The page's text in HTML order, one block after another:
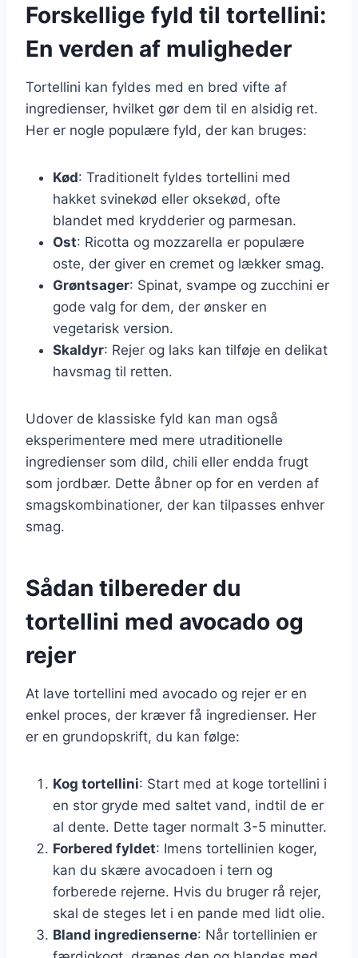
Forskellige fyld til tortellini:
En verden af muligheder
Tortellini kan fyldes med en bred vifte af
ingredienser, hvilket gør dem til en alsidig ret.
Her er nogle populære fyld, der kan bruges:
Kød: Traditionelt fyldes tortellini med
hakket svinekød eller oksekød, ofte
blandet med krydderier og parmesan.
Ost: Ricotta og mozzarella er populære
oste, der giver en cremet og lækker smag.
Grøntsager: Spinat, svampe og zucchini er
gode valg for dem, der ønsker en
vegetarisk version.
Skaldyr: Rejer og laks kan tilføje en delikat
havsmag til retten.
Udover de klassiske fyld kan man også
eksperimentere med mere utraditionelle
ingredienser som dild, chili eller endda frugt
som jordbær. Dette åbner op for en verden af
smagskombinationer, der kan tilpasses enhver
smag.
Sådan tilbereder du
tortellini med avocado og
rejer
At lave tortellini med avocado og rejer er en
enkel proces, der kræver få ingredienser. Her
er en grundopskrift, du kan følge:
Kog tortellini: Start med at koge tortellini i
en stor gryde med saltet vand, indtil de er
al dente. Dette tager normalt 3-5 minutter.
Forbered fyldet: Imens tortellinien koger,
kan du skære avocadoen i tern og
forberede rejerne. Hvis du bruger rå rejer,
skal de steges let i en pande med lidt olie.
Bland ingredienserne: Når tortellinien er